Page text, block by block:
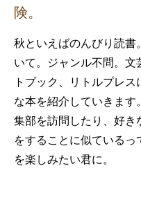
険。
秋といえばのんびり読書
いて。ジャンル不問。文
トブック、リトルプレ
な本を紹介していきま
集部を訪問したり、好き
をすることに似ている
を楽しみたい君に。